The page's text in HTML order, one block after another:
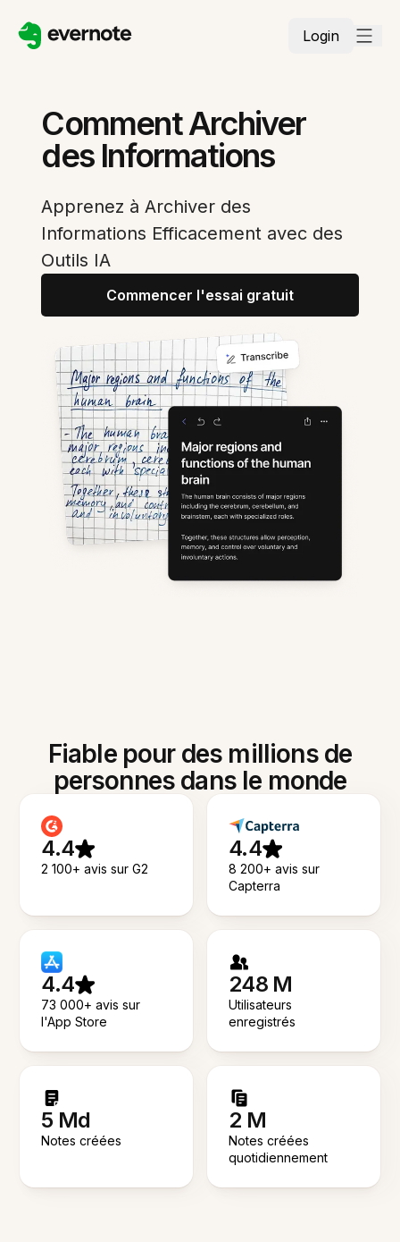
Login
Comment Archiver
des Informations
Apprenez à Archiver des
Informations Efficacement avec des
Outils IA
Commencer l'essai gratuit
Fiable pour des millions de
personnes dans le monde
4.4
2 100+ avis sur G2
4.4
8 200+ avis sur
Capterra
4.4
73 000+ avis sur
l'App Store
248 M
Utilisateurs
enregistrés
5 Md
Notes créées
2 M
Notes créées
quotidiennement